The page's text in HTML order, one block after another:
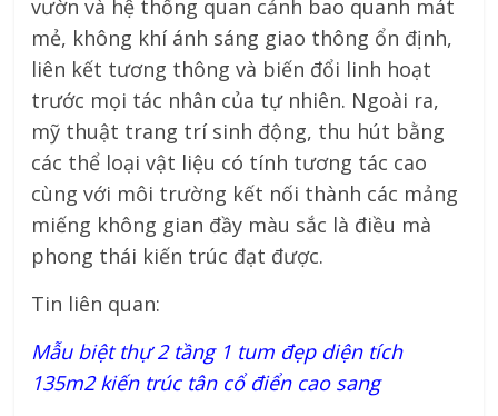
vườn và hệ thống quan cảnh bao quanh mát
mẻ, không khí ánh sáng giao thông ổn định,
liên kết tương thông và biến đổi linh hoạt
trước mọi tác nhân của tự nhiên. Ngoài ra,
mỹ thuật trang trí sinh động, thu hút bằng
các thể loại vật liệu có tính tương tác cao
cùng với môi trường kết nối thành các mảng
miếng không gian đầy màu sắc là điều mà
phong thái kiến trúc đạt được.
Tin liên quan:
Mẫu biệt thự 2 tầng 1 tum đẹp diện tích
135m2 kiến trúc tân cổ điển cao sang